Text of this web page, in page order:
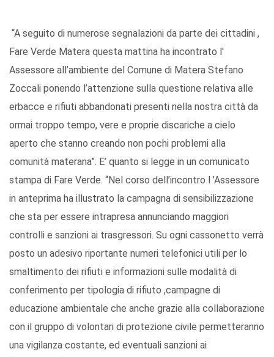
“A seguito di numerose segnalazioni da parte dei cittadini ,
Fare Verde Matera questa mattina ha incontrato l'
Assessore all’ambiente del Comune di Matera Stefano
Zoccali ponendo l’attenzione sulla questione relativa alle
erbacce e rifiuti abbandonati presenti nella nostra città da
ormai troppo tempo, vere e proprie discariche a cielo
aperto che stanno creando non pochi problemi alla
comunità materana”. E’ quanto si legge in un comunicato
stampa di Fare Verde. “Nel corso dell’incontro l ’Assessore
in anteprima ha illustrato la campagna di sensibilizzazione
che sta per essere intrapresa annunciando maggiori
controlli e sanzioni ai trasgressori. Su ogni cassonetto verrà
posto un adesivo riportante numeri telefonici utili per lo
smaltimento dei rifiuti e informazioni sulle modalità di
conferimento per tipologia di rifiuto ,campagne di
educazione ambientale che anche grazie alla collaborazione
con il gruppo di volontari di protezione civile permetteranno
una vigilanza costante, ed eventuali sanzioni ai